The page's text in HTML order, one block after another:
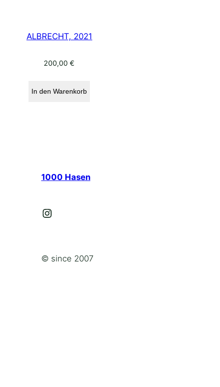
ALBRECHT, 2021
200,00€
In den Warenkorb
1000 Hasen
Instagram
© since 2007